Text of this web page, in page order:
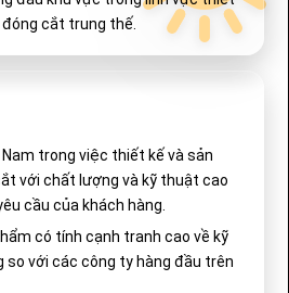
cắt trung thế.
trong việc thiết kế và sản
với chất lượng và kỹ thuật cao
cầu của khách hàng.
có tính cạnh tranh cao về kỹ
với các công ty hàng đầu trên